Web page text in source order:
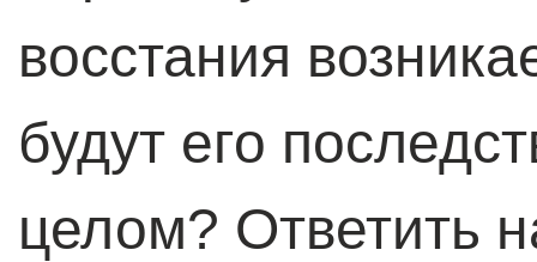
восстания
будут его
целом? Ответить